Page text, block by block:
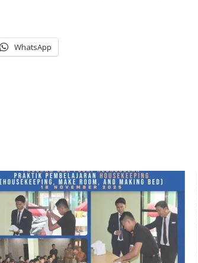
WhatsApp